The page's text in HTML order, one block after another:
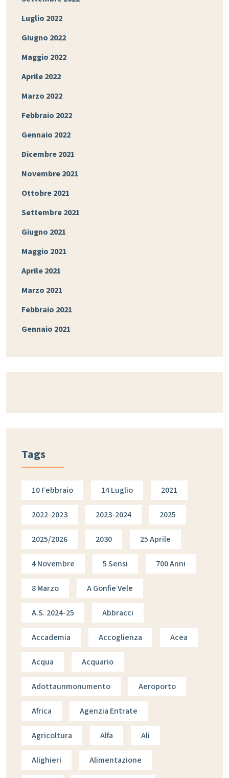
Luglio 2022
Giugno 2022
Maggio 2022
Aprile 2022
Marzo 2022
Febbraio 2022
Gennaio 2022
Dicembre 2021
Novembre 2021
Ottobre 2021
Settembre 2021
Giugno 2021
Maggio 2021
Aprile 2021
Marzo 2021
Febbraio 2021
Gennaio 2021
Tags
10 Febbraio 14 Luglio 2021
2022-2023 2023-2024 2025
2025/2026 2030 25 Aprile
4 Novembre 5 Sensi 700 Anni
8 Marzo A Gonfie Vele
A.s. 2024-25 Abbracci
Accademia Accoglienza Acea
Acqua Acquario
Adottaunmonumento Aeroporto
Africa Agenzia Entrate
Agricoltura Alfa Ali
Alighieri Alimentazione